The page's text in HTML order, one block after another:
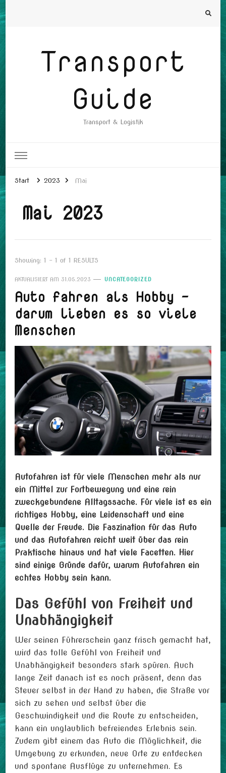
Transport
Guide
Transport & Logistik
Start 2023 Mai
Mai 2023
Showing: 1 - 1 of 1 RESULTS
AKTUALISIERT AM 31.05.2023 UNCATEGORIZED
Auto fahren als Hobby –
darum lieben es so viele
Menschen
Autofahren ist für viele Menschen mehr als nur
ein Mittel zur Fortbewegung und eine rein
zweckgebundene Alltagssache. Für viele ist es ein
richtiges Hobby, eine Leidenschaft und eine
Quelle der Freude. Die Faszination für das Auto
und das Autofahren reicht weit über das rein
Praktische hinaus und hat viele Facetten. Hier
sind einige Gründe dafür, warum Autofahren ein
echtes Hobby sein kann.
Das Gefühl von Freiheit und
Unabhängigkeit
Wer seinen Führerschein ganz frisch gemacht hat,
wird das tolle Gefühl von Freiheit und
Unabhängigkeit besonders stark spüren. Auch
lange Zeit danach ist es noch präsent, denn das
Steuer selbst in der Hand zu haben, die Straße vor
sich zu sehen und selbst über die
Geschwindigkeit und die Route zu entscheiden,
kann ein unglaublich befreiendes Erlebnis sein.
Zudem gibt einem das Auto die Möglichkeit, die
Umgebung zu erkunden, neue Orte zu entdecken
und spontane Ausflüge zu unternehmen. Es